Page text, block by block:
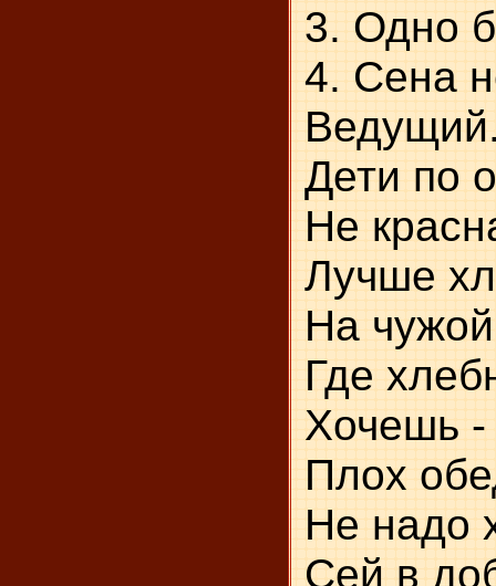
3. Одно
4. Сена
Дети по
Не
Лучше
На
Где
Хочешь -
Плох
Не надо
Сей в